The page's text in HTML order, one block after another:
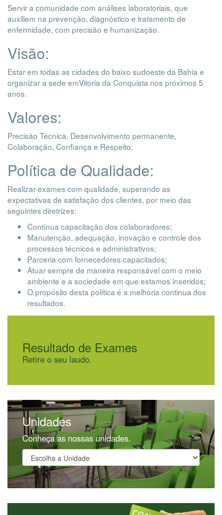
Servir a comunidade com análises laboratoriais, que
auxiliem na prevenção, diagnóstico e tratamento de
enfermidade, com precisão e humanização.
Visão:
Estar em todas as cidades do baixo sudoeste da Bahia e
organizar a sede emVitoria da Conquista nos próximos 5
anos.
Valores:
Precisão Técnica, Desenvolvimento permanente,
Colaboração, Confiança e Respeito.
Política de Qualidade:
Realizar exames com qualidade, superando as
expectativas de satisfação dos clientes, por meio das
seguintes diretrizes:
Contínua capacitação dos colaboradores;
Manutenção, adequação, inovação e controle dos
processos técnicos e administrativos;
Parceria com fornecedores capacitados;
Atuar sempre de maneira responsável com o meio
ambiente e a sociedade em que estamos inseridos;
O propósito desta política é a melhoria continua dos
resultados.
Resultado de Exames
Retire o seu laudo.
Unidades
Conheça as nossas unidades.